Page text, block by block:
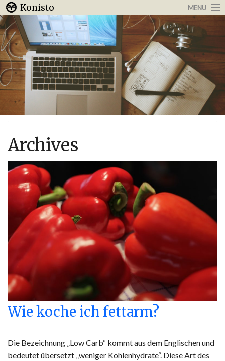
Konisto MENU
Arbeit & Karriere
Internet
Urlaub & Reisen
Archives
Wie koche ich fettarm?
Die Bezeichnung „Low Carb“ kommt aus dem Englischen und
bedeutet übersetzt „weniger Kohlenhydrate“. Diese Art des